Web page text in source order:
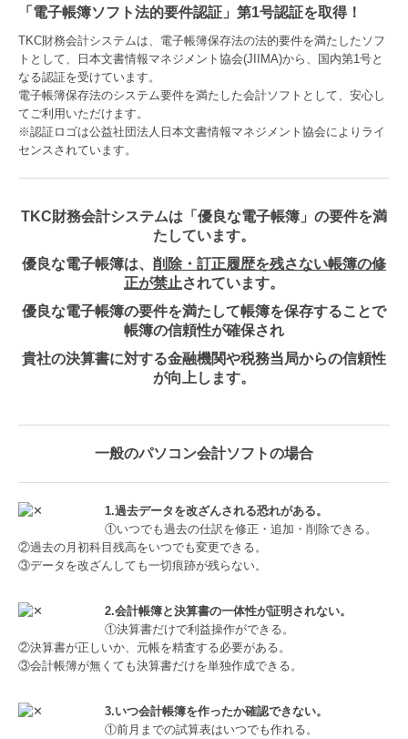
「電子帳簿ソフト法的要件認証」第1号認証を取得！
TKC財務会計システムは、電子帳簿保存法の法的要件を満たしたソフ
トとして、日本文書情報マネジメント協会(JIIMA)から、国内第1号と
なる認証を受けています。
電子帳簿保存法のシステム要件を満たした会計ソフトとして、安心し
てご利用いただけます。
※認証ロゴは公益社団法人日本文書情報マネジメント協会によりライ
センスされています。
TKC財務会計システムは「優良な電子帳簿」の要件を満
たしています。
優良な電子帳簿は、 削除・訂正履歴を残さない帳簿の修
正が禁止されています。
優良な電子帳簿の要件を満たして帳簿を保存することで
帳簿の信頼性が確保され
貴社の決算書に対する金融機関や税務当局からの信頼性
が向上します。
一般のパソコン会計ソフトの場合
1.過去データを改ざんされる恐れがある。
①いつでも過去の仕訳を修正・追加・削除できる。
②過去の月初科目残高をいつでも変更できる。
③データを改ざんしても一切痕跡が残らない。
2.会計帳簿と決算書の一体性が証明されない。
①決算書だけで利益操作ができる。
②決算書が正しいか、元帳を精査する必要がある。
③会計帳簿が無くても決算書だけを単独作成できる。
3.いつ会計帳簿を作ったか確認できない。
①前月までの試算表はいつでも作れる。